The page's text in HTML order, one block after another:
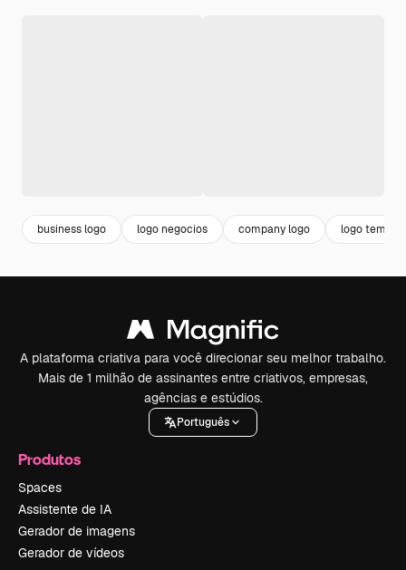
business logo logo negocios company logo logo
A plataforma criativa para você direcionar seu melhor trabalho.
Mais de 1 milhão de assinantes entre criativos, empresas,
agências e estúdios.
Português
Produtos
Spaces
Assistente de IA
Gerador de imagens
Gerador de vídeos